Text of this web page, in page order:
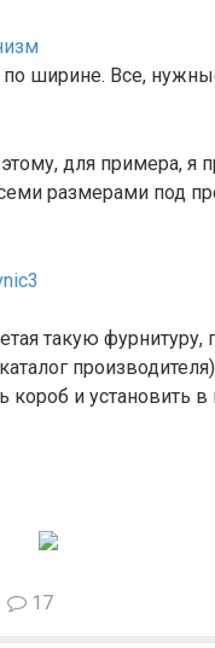
ширине. Все,
для примера, я
размерами под
такую
короб и установить
17